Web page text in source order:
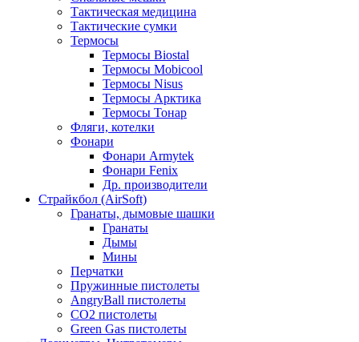
Тактическая медицина
Тактические сумки
Термосы
Термосы Biostal
Термосы Mobicool
Термосы Nisus
Термосы Арктика
Термосы Тонар
Фляги, котелки
Фонари
Фонари Armytek
Фонари Fenix
Др. производители
Страйкбол (AirSoft)
Гранаты, дымовые шашки
Гранаты
Дымы
Мины
Перчатки
Пружинные пистолеты
AngryBall пистолеты
CO2 пистолеты
Green Gas пистолеты